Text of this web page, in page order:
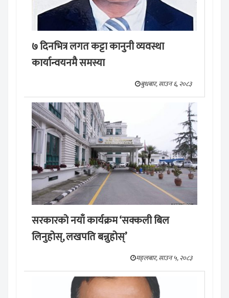
७ दिनभित्र लगत कट्टा कानुनी व्यवस्था
कार्यान्वयनमै समस्या
बुधबार, साउन ६, २०८३
सरकारको नयाँ कार्यक्रम ‘सक्कली बिल
लिनुहोस्, लखपति बन्नुहोस्’
मङ्लबार, साउन ५, २०८३